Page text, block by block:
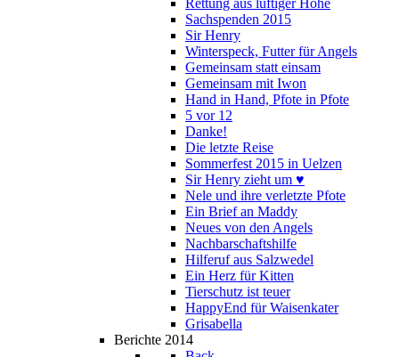
Rettung aus luftiger Höhe
Sachspenden 2015
Sir Henry
Winterspeck, Futter für Angels
Gemeinsam statt einsam
Gemeinsam mit Iwon
Hand in Hand, Pfote in Pfote
5 vor 12
Danke!
Die letzte Reise
Sommerfest 2015 in Uelzen
Sir Henry zieht um ♥
Nele und ihre verletzte Pfote
Ein Brief an Maddy
Neues von den Angels
Nachbarschaftshilfe
Hilferuf aus Salzwedel
Ein Herz für Kitten
Tierschutz ist teuer
HappyEnd für Waisenkater
Grisabella
Berichte 2014